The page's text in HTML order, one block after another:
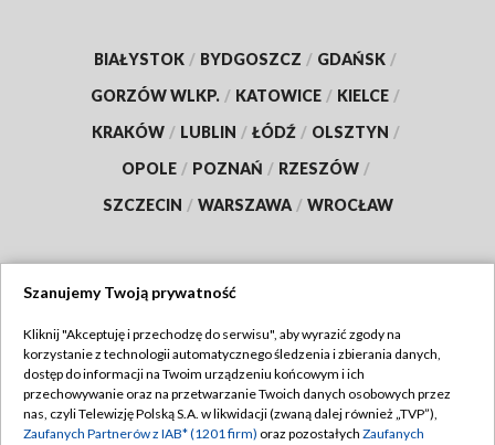
BIAŁYSTOK / BYDGOSZCZ / GDAŃSK /
GORZÓW WLKP. / KATOWICE / KIELCE /
KRAKÓW / LUBLIN / ŁÓDŹ / OLSZTYN /
OPOLE / POZNAŃ / RZESZÓW /
SZCZECIN / WARSZAWA / WROCŁAW
TVP
Abonament TVP
Emisja w TVP
Regulamin TVP
Polityka prywatności
Szanujemy Twoją prywatność
Kliknij "Akceptuję i przechodzę do serwisu", aby wyrazić zgody na
korzystanie z technologii automatycznego śledzenia i zbierania danych,
dostęp do informacji na Twoim urządzeniu końcowym i ich
przechowywanie oraz na przetwarzanie Twoich danych osobowych przez
nas, czyli Telewizję Polską S.A. w likwidacji (zwaną dalej również „TVP”),
Zaufanych Partnerów z IAB* (1201 firm) oraz pozostałych Zaufanych